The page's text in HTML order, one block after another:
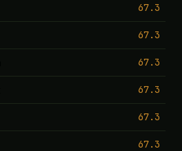
67.3
67.3
67.3
67.3
67.3
67.3